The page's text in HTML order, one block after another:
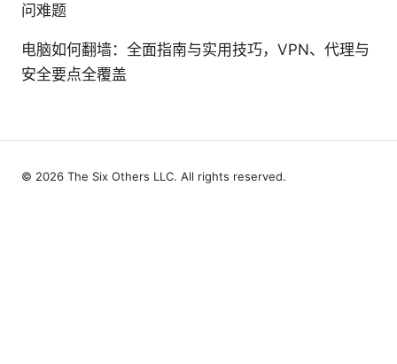
问难题
电脑如何翻墙：全面指南与实用技巧，VPN、代理与
安全要点全覆盖
© 2026 The Six Others LLC. All rights reserved.